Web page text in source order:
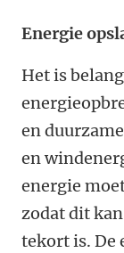
Energie
Het is
en
en
energie
zodat dit
tekort is. De